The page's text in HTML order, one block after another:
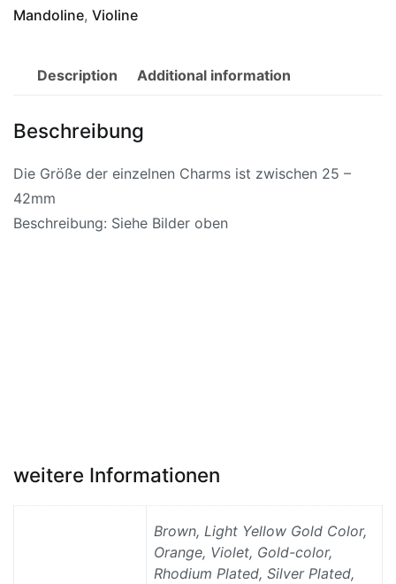
Mandoline, Violine
Description Additional information
Beschreibung
Die Größe der einzelnen Charms ist zwischen 25 –
42mm
Beschreibung: Siehe Bilder oben
weitere Informationen
Brown, Light Yellow Gold Color,
Orange, Violet, Gold-color,
Rhodium Plated, Silver Plated,